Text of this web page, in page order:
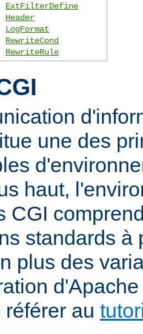
ExtFilterDefine
Header
LogFormat
RewriteCond
RewriteRule
une des
haut,
CGI
standards à
plus des
au